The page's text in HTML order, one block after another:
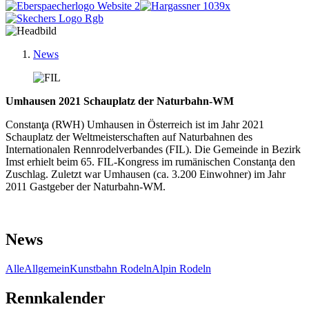
News
Umhausen 2021 Schauplatz der Naturbahn-WM
Constanţa (RWH) Umhausen in Österreich ist im Jahr 2021
Schauplatz der Weltmeisterschaften auf Naturbahnen des
Internationalen Rennrodelverbandes (FIL). Die Gemeinde in Bezirk
Imst erhielt beim 65. FIL-Kongress im rumänischen Constanţa den
Zuschlag. Zuletzt war Umhausen (ca. 3.200 Einwohner) im Jahr
2011 Gastgeber der Naturbahn-WM.
News
AlleAllgemeinKunstbahn RodelnAlpin Rodeln
Rennkalender